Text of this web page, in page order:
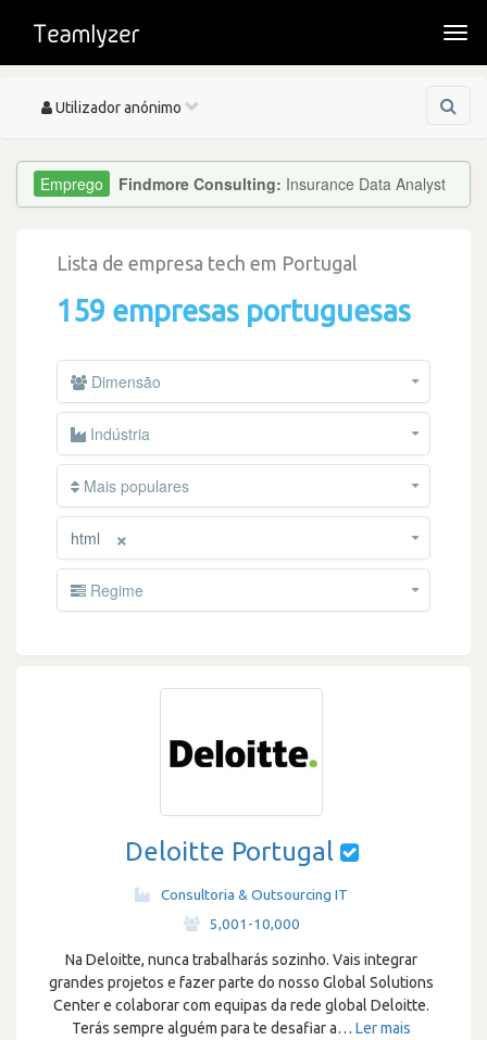
Toggle
Utilizador anónimo
Findmore Consulting: Insurance Data Analyst
Lista de empresa tech em Portugal
159 empresas portuguesas
Dimensão
Indústria
Mais populares
×
html
Regime
Deloitte Portugal
Consultoria & Outsourcing IT
5,001-10,000
Na Deloitte, nunca trabalharás sozinho. Vais integrar
grandes projetos e fazer parte do nosso Global Solutions
Center e colaborar com equipas da rede global Deloitte.
Terás sempre alguém para te desafiar a… Ler mais